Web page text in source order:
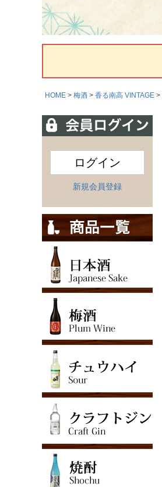
HOME 梅酒 香る南高 VINTAGE
ログイン
新規会員登録